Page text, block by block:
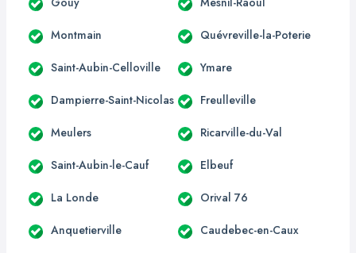
Montmain Quévreville-la-Poterie
Saint-Aubin-Celloville Ymare
Dampierre-Saint-Nicolas Freulleville
Meulers Ricarville-du-Val
Saint-Aubin-le-Cauf Elbeuf
La Londe Orival 76
Anquetierville Caudebec-en-Caux